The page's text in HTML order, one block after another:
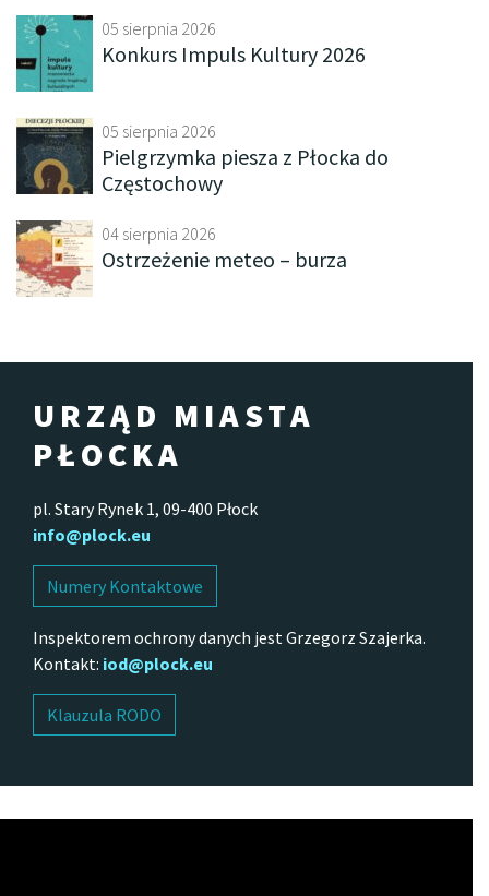
05 sierpnia 2026
Konkurs Impuls Kultury 2026
05 sierpnia 2026
Pielgrzymka piesza z Płocka do
Częstochowy
04 sierpnia 2026
Ostrzeżenie meteo – burza
URZĄD MIASTA
PŁOCKA
pl. Stary Rynek 1, 09-400 Płock
info@plock.eu
Numery Kontaktowe
Inspektorem ochrony danych jest Grzegorz Szajerka.
Kontakt: iod@plock.eu
Klauzula RODO